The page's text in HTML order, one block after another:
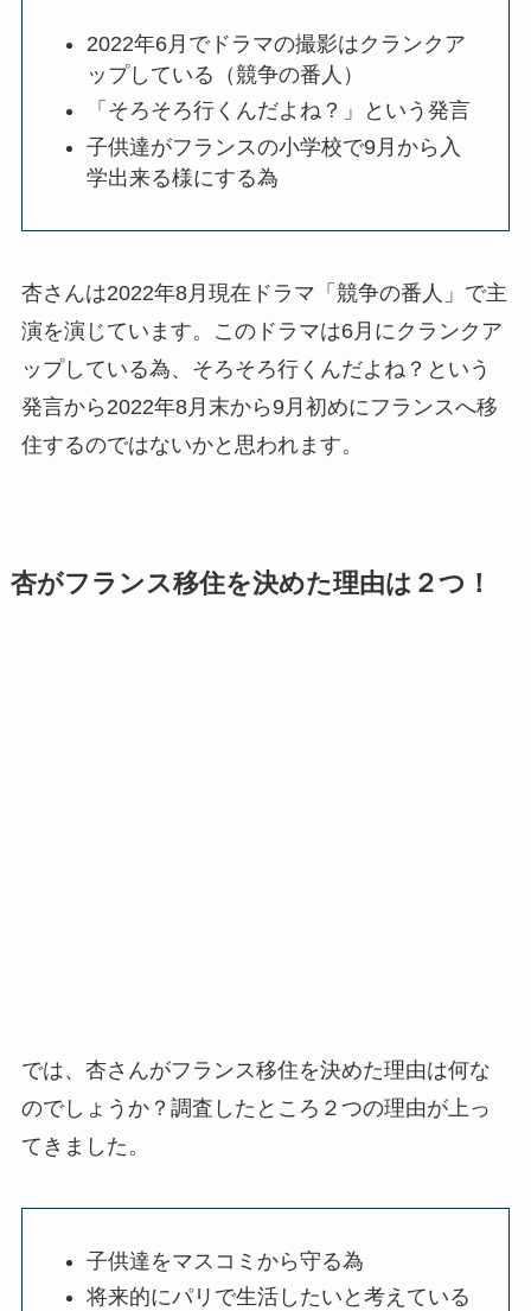
2022年6月でドラマの撮影はクランクア
ップしている（競争の番人）
「そろそろ行くんだよね？」という発言
子供達がフランスの小学校で9月から入
学出来る様にする為
杏さんは2022年8月現在ドラマ「競争の番人」で主
演を演じています。このドラマは6月にクランクア
ップしている為、そろそろ行くんだよね？という
発言から2022年8月末から9月初めにフランスへ移
住するのではないかと思われます。
杏がフランス移住を決めた理由は２つ！
では、杏さんがフランス移住を決めた理由は何な
のでしょうか？調査したところ２つの理由が上っ
てきました。
子供達をマスコミから守る為
将来的にパリで生活したいと考えている